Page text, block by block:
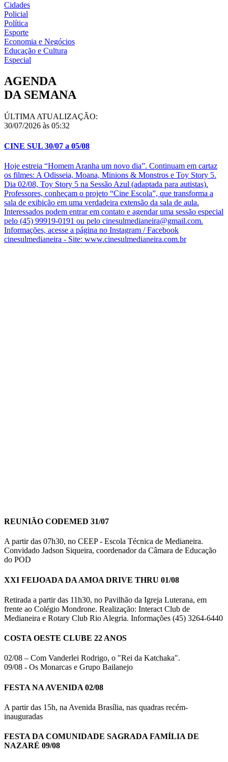
Cidades
Policial
Política
Esporte
Economia e Negócios
Educação e Cultura
Especial
AGENDA
DA SEMANA
ÚLTIMA ATUALIZAÇÃO:
30/07/2026 às 05:32
CINE SUL 30/07 a 05/08
Hoje estreia “Homem Aranha um novo dia”. Continuam em cartaz
os filmes: A Odisseia, Moana, Minions & Monstros e Toy Story 5.
Dia 02/08, Toy Story 5 na Sessão Azul (adaptada para autistas).
Professores, conheçam o projeto “Cine Escola”, que transforma a
sala de exibição em uma verdadeira extensão da sala de aula.
Interessados podem entrar em contato e agendar uma sessão especial
pelo (45) 99919-0191 ou pelo cinesulmedianeira@gmail.com.
Informações, acesse a página no Instagram / Facebook
cinesulmedianeira - Site: www.cinesulmedianeira.com.br
REUNIÃO CODEMED 31/07
A partir das 07h30, no CEEP - Escola Técnica de Medianeira.
Convidado Jadson Siqueira, coordenador da Câmara de Educação
do POD
XXI FEIJOADA DA AMOA DRIVE THRU 01/08
Retirada a partir das 11h30, no Pavilhão da Igreja Luterana, em
frente ao Colégio Mondrone. Realização: Interact Club de
Medianeira e Rotary Club Rio Alegria. Informações (45) 3264-6440
COSTA OESTE CLUBE 22 ANOS
02/08 – Com Vanderlei Rodrigo, o "Rei da Katchaka".
09/08 - Os Monarcas e Grupo Bailanejo
FESTA NA AVENIDA 02/08
A partir das 15h, na Avenida Brasília, nas quadras recém-
inauguradas
FESTA DA COMUNIDADE SAGRADA FAMÍLIA DE
NAZARÉ 09/08